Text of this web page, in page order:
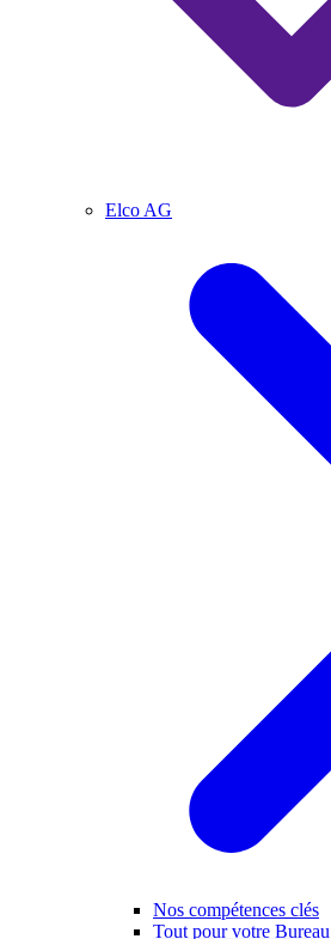
Elco AG
Nos compétences clés
Tout pour votre Bureau